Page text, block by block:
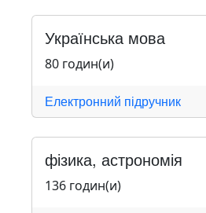
Українська мова
80 годин(и)
Електронний підручник
фізика, астрономія
136 годин(и)